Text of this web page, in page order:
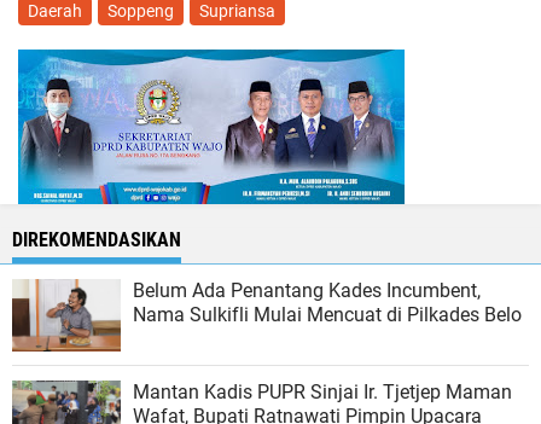
Daerah Soppeng Supriansa
DIREKOMENDASIKAN
Belum Ada Penantang Kades Incumbent,
Nama Sulkifli Mulai Mencuat di Pilkades Belo
Mantan Kadis PUPR Sinjai Ir. Tjetjep Maman
Wafat, Bupati Ratnawati Pimpin Upacara